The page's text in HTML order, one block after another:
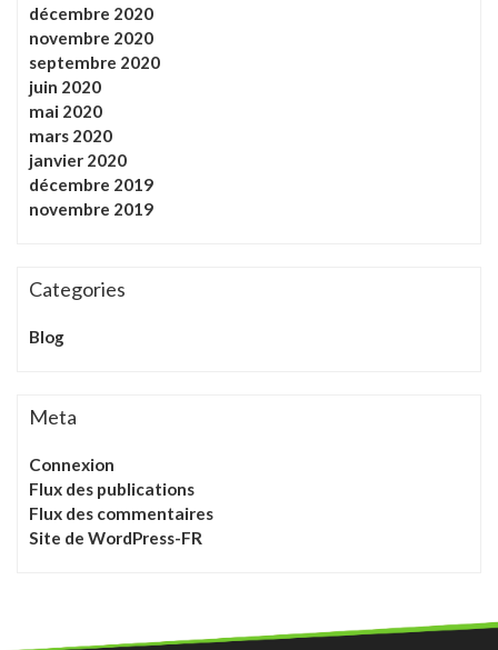
décembre 2020
novembre 2020
septembre 2020
juin 2020
mai 2020
mars 2020
janvier 2020
décembre 2019
novembre 2019
Categories
Blog
Meta
Connexion
Flux des publications
Flux des commentaires
Site de WordPress-FR